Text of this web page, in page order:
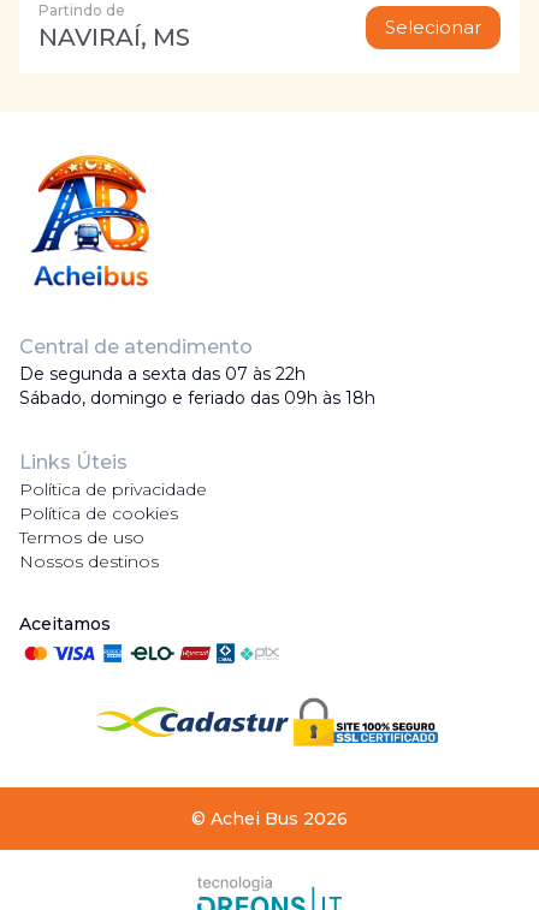
Partindo de
NAVIRAÍ, MS Selecionar
Central de atendimento
De segunda a sexta das 07 às 22h
Sábado, domingo e feriado das 09h às 18h
Links Úteis
Política de privacidade
Política de cookies
Termos de uso
Nossos destinos
Aceitamos
© Achei Bus 2026